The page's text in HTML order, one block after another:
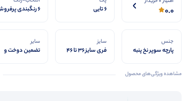
0.0 6 تایی 6 رنگبندی پرفروش
جنس
پارچه سوپر نخ پنبه
سایز
فری سایز ۳۶ تا ۴۶
سایر
تضمین دوخت و
مشاهده ویژگی‌های محصول